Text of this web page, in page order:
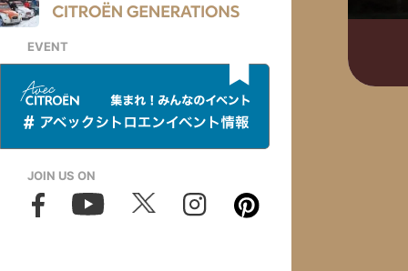
EVENT
JOIN US ON